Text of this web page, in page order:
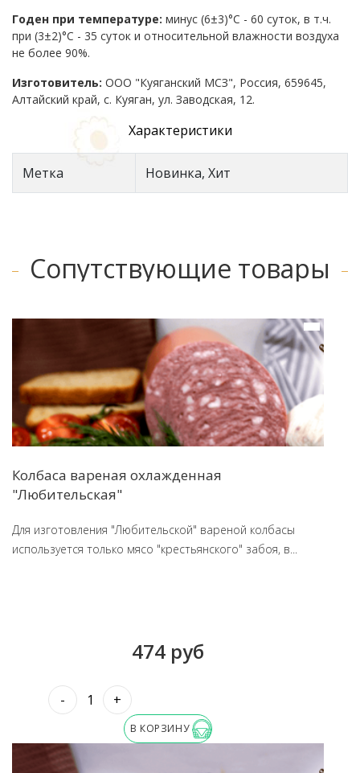
Годен при температуре: минус (6±3)°C - 60 суток, в т.ч.
при (3±2)°C - 35 суток и относительной влажности воздуха
не более 90%.
Изготовитель: ООО "Куяганский МСЗ", Россия, 659645,
Алтайский край, с. Куяган, ул. Заводская, 12.
Характеристики
Метка Новинка, Хит
Сопутствующие товары
Колбаса вареная охлажденная
"Любительская"
Для изготовления "Любительской" вареной колбасы
используется только мясо "крестьянского" забоя, в...
474 руб
- +
В КОРЗИНУ